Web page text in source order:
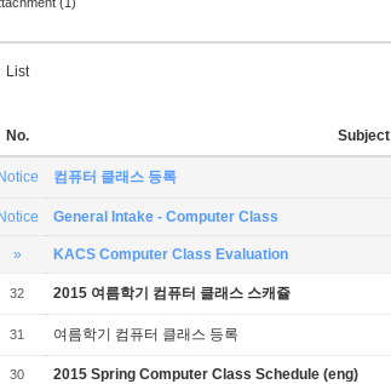
List
No. Subject
컴퓨터 클래스 등록
General Intake - Computer Class
» KACS Computer Class Evaluation
32 2015 여름학기 컴퓨터 클래스 스캐쥴
31 여름학기 컴퓨터 클래스 등록
30 2015 Spring Computer Class Schedule (eng)